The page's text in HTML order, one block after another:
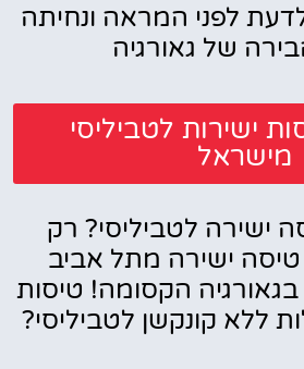
לפני המראה ונחיתה
של גאורגיה
ישירות לטביליסי
מישראל
ישירה לטביליסי? רק
ישירה מתל אביב
הקסומה! טיסות
ללא קונקשן לטביליסי?